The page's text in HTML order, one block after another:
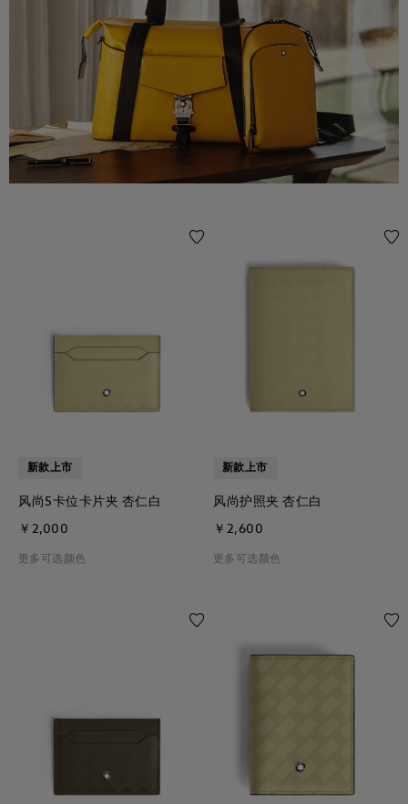
新款上市
风尚5卡位卡片夹 杏仁白
￥2,000
更多可选颜色
新款上市
风尚护照夹 杏仁白
￥2,600
更多可选颜色